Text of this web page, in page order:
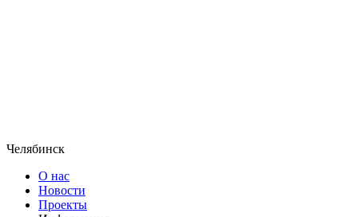
Челябинск
О нас
Новости
Проекты